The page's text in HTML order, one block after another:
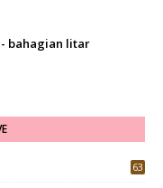
bahagian litar
63